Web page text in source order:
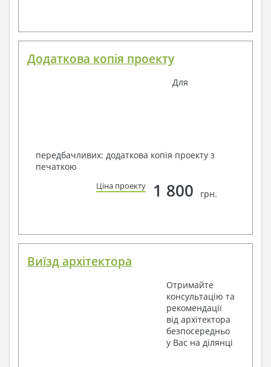
Додаткова копія проекту
Для
передбачливих: додаткова копія проекту з
печаткою
Ціна проекту 1 800 грн.
Виїзд архітектора
Отримайте
консультацію та
рекомендації
від архітектора
безпосередньо
у Вас на ділянці